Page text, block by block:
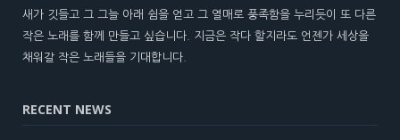
새가 깃들고 그 그늘 아래 쉼을 얻고 그 열매로 풍족함을 누리듯이 또 다른
작은 노래를 함께 만들고 싶습니다. 지금은 작다 할지라도 언젠가 세상을
채워갈 작은 노래들을 기대합니다.
RECENT NEWS